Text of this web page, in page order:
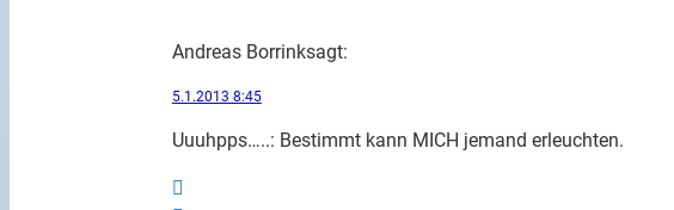
Andreas Borrinksagt:
5.1.2013 8:45
Uuuhpps…..: Bestimmt kann MICH jemand erleuchten.